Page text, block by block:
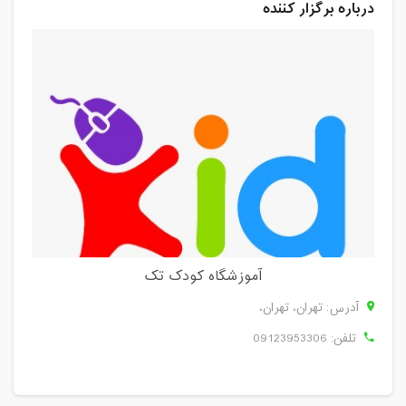
درباره برگزار کننده
آموزشگاه کودک تک
آدرس: تهران، تهران،
تلفن: 09123953306